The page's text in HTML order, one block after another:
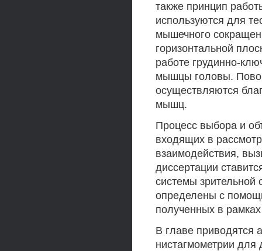
также принцип
используются для
мышечного
горизонтальной
работе грудинно-
мышцы головы.
осуществляются
мышц.
Процесс выбора и
входящих в
взаимодействия,
диссертации
системы зрительной
определены с
полученных в
В главе приводятся
нистагмометрии для